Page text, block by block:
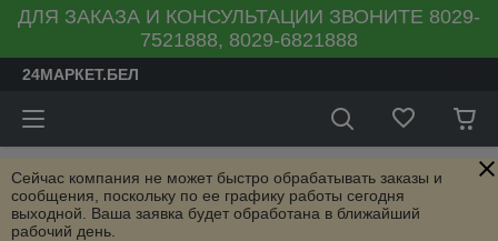
ДЛЯ ЗАКАЗА И КОНСУЛЬТАЦИИ ЗВОНИТЕ 8029-
7521888, 8029-6821888
24МАРКЕТ.БЕЛ
Сейчас компания не может быстро обрабатывать заказы и
сообщения, поскольку по ее графику работы сегодня
выходной. Ваша заявка будет обработана в ближайший
рабочий день.